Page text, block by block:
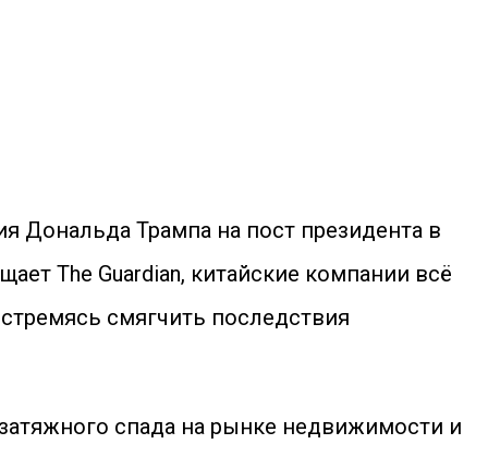
Дональда Трампа на пост президента в
The Guardian, китайские компании всё
смягчить последствия
спада на рынке недвижимости и